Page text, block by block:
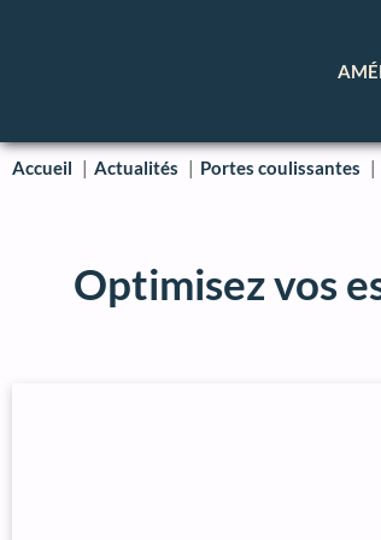
Accueil Actualités Portes coulissantes
Optimisez vos